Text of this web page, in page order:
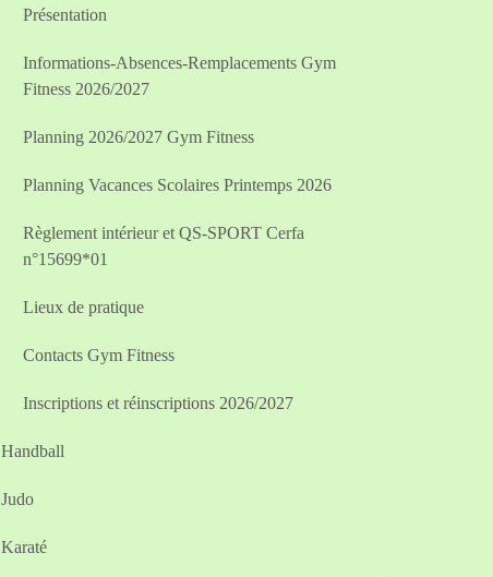
Présentation
Informations-Absences-Remplacements Gym
Fitness 2026/2027
Planning 2026/2027 Gym Fitness
Planning Vacances Scolaires Printemps 2026
Règlement intérieur et QS-SPORT Cerfa
n°15699*01
Lieux de pratique
Contacts Gym Fitness
Inscriptions et réinscriptions 2026/2027
Handball
Judo
Karaté